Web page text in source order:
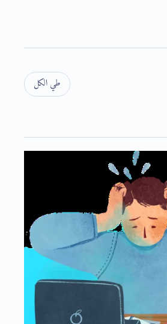
طي الكل